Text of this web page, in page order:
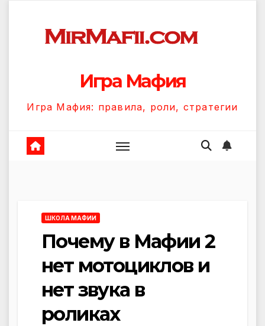
содержанию
Игра Мафия
Игра Мафия: правила, роли, стратегии
ШКОЛА МАФИИ
Почему в Мафии 2
нет мотоциклов и
нет звука в
роликах